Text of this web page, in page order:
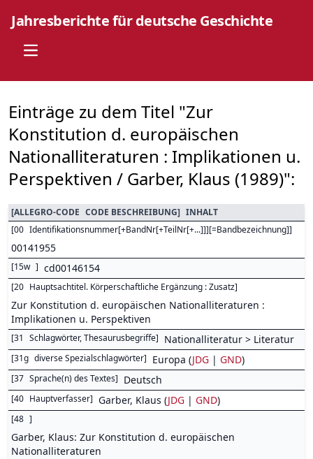
Jahresberichte für deutsche Geschichte
Open main menu
Einträge zu dem Titel "Zur
Konstitution d. europäischen
Nationalliteraturen : Implikationen u.
Perspektiven / Garber, Klaus (1989)":
[ALLEGRO-CODE CODE BESCHREIBUNG] INHALT
[00 Identifikationsnummer[+BandNr[+TeilNr[+...]]][=Bandbezeichnung]]
00141955
[15w ] cd00146154
[20 Hauptsachtitel. Körperschaftliche Ergänzung : Zusatz]
Zur Konstitution d. europäischen Nationalliteraturen :
Implikationen u. Perspektiven
[31 Schlagwörter, Thesaurusbegriffe] Nationalliteratur > Literatur
[31g diverse Spezialschlagwörter] Europa (JDG | GND)
[37 Sprache(n) des Textes] Deutsch
[40 Hauptverfasser] Garber, Klaus (JDG | GND)
[48 ]
Garber, Klaus: Zur Konstitution d. europäischen
Nationalliteraturen